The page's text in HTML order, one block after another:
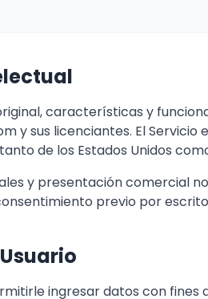
características y
y sus licenciantes. El
de los Estados Unidos
y presentación comercial
previo por
ingresar datos con